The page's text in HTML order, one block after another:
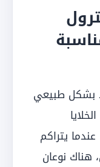
بشكل طبيعي
يتراكم
هناك نوعان